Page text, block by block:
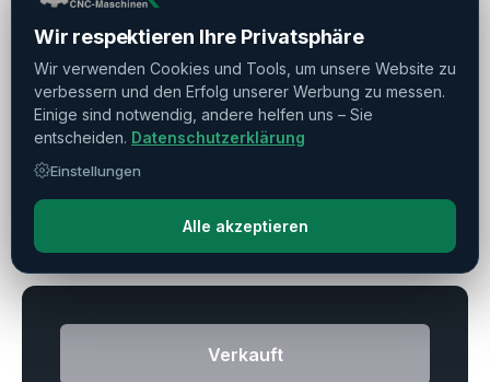
Betriebszeiten
Reitstock
Teilen
Verkauft
Wir respektieren Ihre Privatsphäre
Wir verwenden Cookies und Tools, um unsere Website zu
verbessern und den Erfolg unserer Werbung zu messen.
Einige sind notwendig, andere helfen uns – Sie
entscheiden. Datenschutzerklärung
Einstellungen
Alle akzeptieren